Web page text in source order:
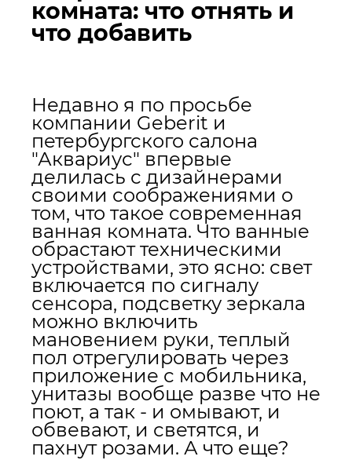
комната: что отнять и
что добавить
Недавно я по просьбе
компании Geberit и
петербургского салона
"Аквариус" впервые
делилась с дизайнерами
своими соображениями о
том, что такое современная
ванная комната. Что ванные
обрастают техническими
устройствами, это ясно: свет
включается по сигналу
сенсора, подсветку зеркала
можно включить
мановением руки, теплый
пол отрегулировать через
приложение с мобильника,
унитазы вообще разве что не
поют, а так - и омывают, и
обвевают, и светятся, и
пахнут розами. А что еще?